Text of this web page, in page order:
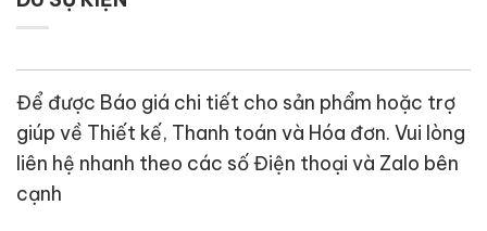
Để được Báo giá chi tiết cho sản phẩm hoặc trợ
giúp về Thiết kế, Thanh toán và Hóa đơn. Vui lòng
liên hệ nhanh theo các số Điện thoại và Zalo bên
cạnh